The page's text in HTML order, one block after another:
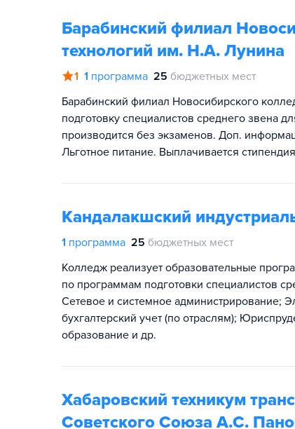
Барабинский филиал
технологий им. Н.А. Лунина
1 1 программа 25 бюджетных мест
Барабинский филиал Новосибирского
подготовку специалистов среднего звена
производится без экзаменов. Доп.
Льготное питание. Выплачивается
Кандалакшский
1 программа 25 бюджетных мест
Колледж реализует образовательные
по программам подготовки специалистов
Сетевое и системное администрирование;
бухгалтерский учет (по отраслям);
образование и др.
Хабаровский техникум
Советского Союза А.С.